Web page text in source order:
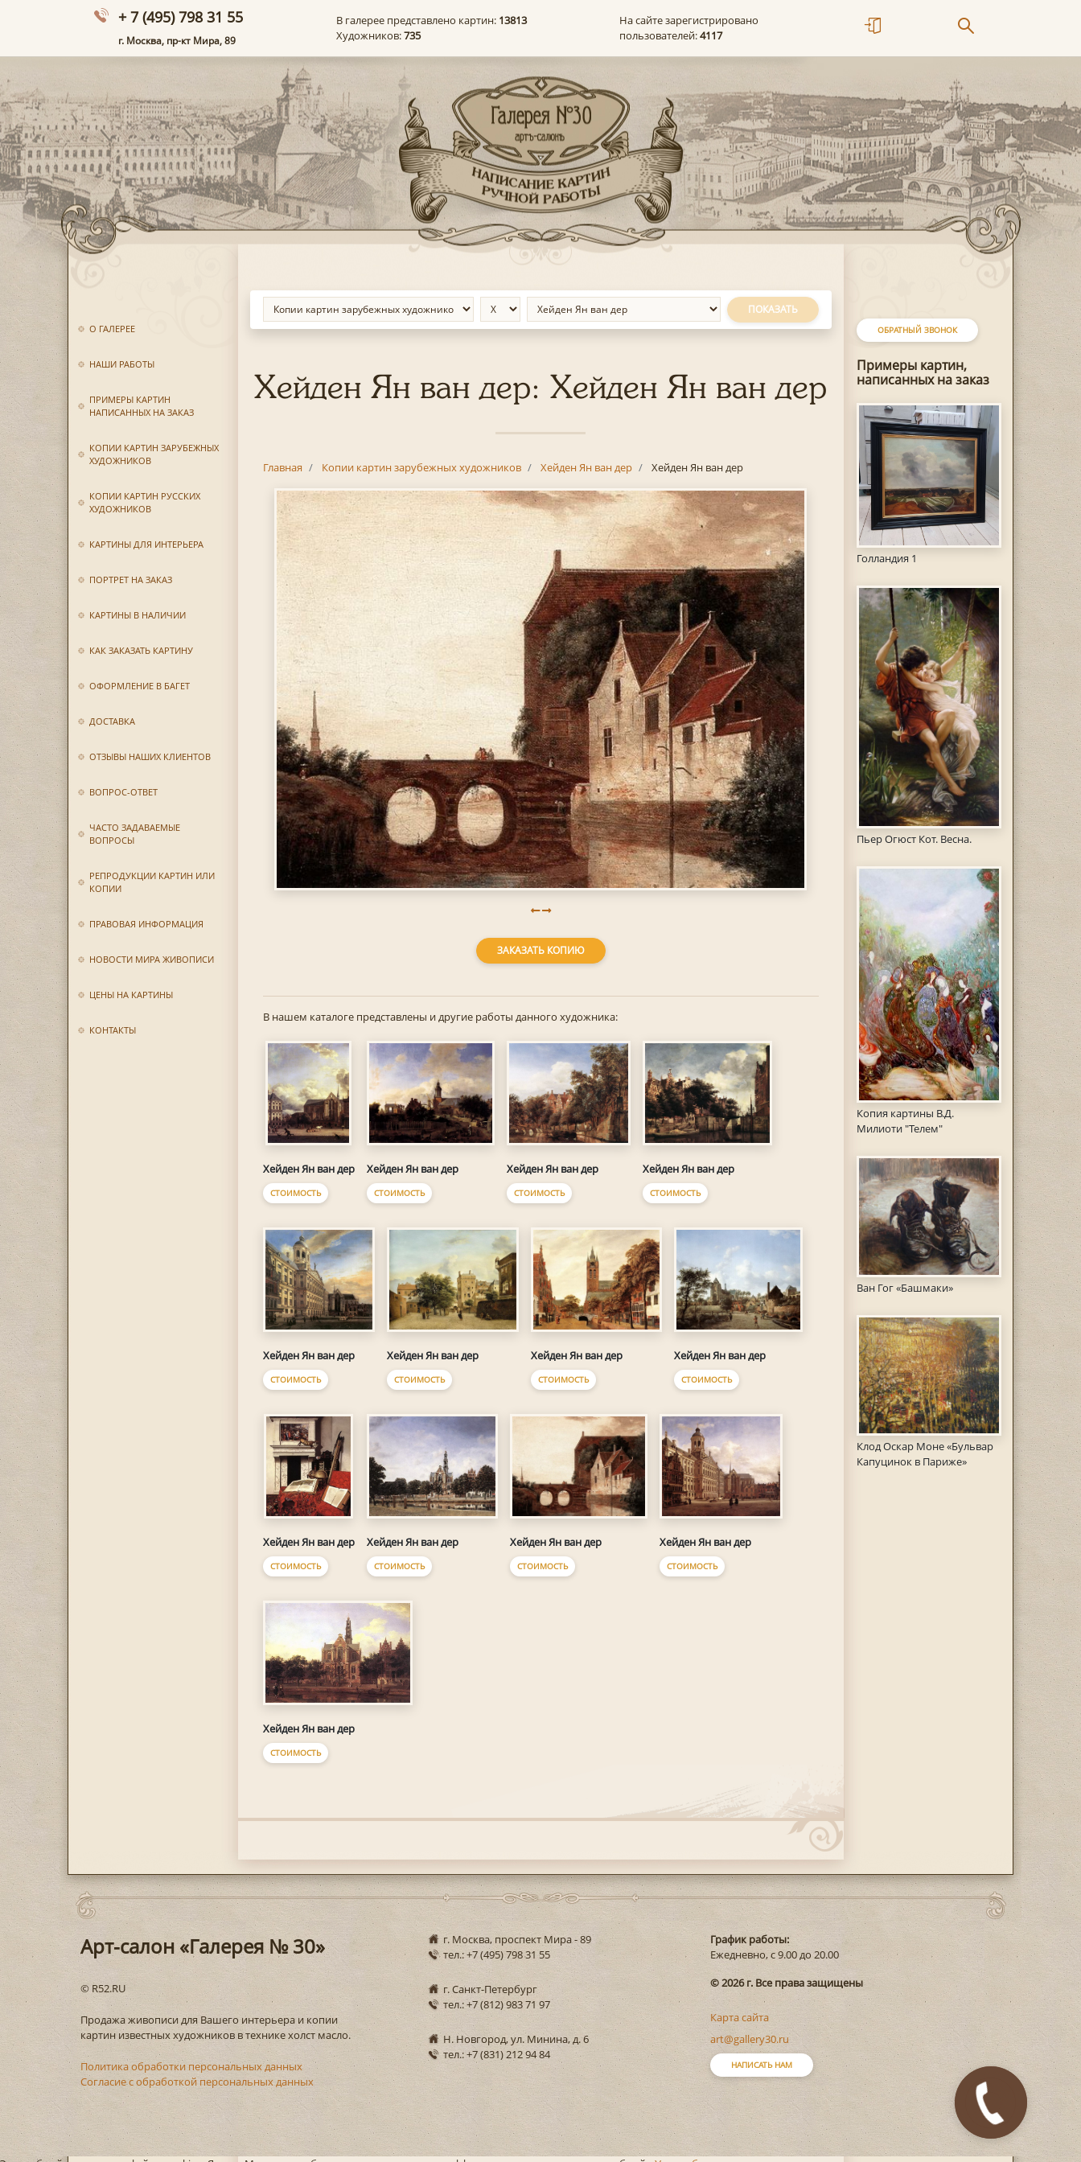
+ 7 (495) 798 31 55
г. Москва, пр-кт Мира, 89
В галерее представлено картин: 13813
Художников:735
На сайте зарегистрировано
пользователей:4117
О ГАЛЕРЕЕ
НАШИ РАБОТЫ
ПРИМЕРЫ КАРТИН
НАПИСАННЫХ НА ЗАКАЗ
КОПИИ КАРТИН ЗАРУБЕЖНЫХ
ХУДОЖНИКОВ
КОПИИ КАРТИН РУССКИХ
ХУДОЖНИКОВ
КАРТИНЫ ДЛЯ ИНТЕРЬЕРА
ПОРТРЕТ НА ЗАКАЗ
КАРТИНЫ В НАЛИЧИИ
КАК ЗАКАЗАТЬ КАРТИНУ
ОФОРМЛЕНИЕ В БАГЕТ
ДОСТАВКА
ОТЗЫВЫ НАШИХ КЛИЕНТОВ
ВОПРОС-ОТВЕТ
ЧАСТО ЗАДАВАЕМЫЕ
ВОПРОСЫ
РЕПРОДУКЦИИ КАРТИН ИЛИ
КОПИИ
ПРАВОВАЯ ИНФОРМАЦИЯ
НОВОСТИ МИРА ЖИВОПИСИ
ЦЕНЫ НА КАРТИНЫ
КОНТАКТЫ
ОБРАТНЫЙ ЗВОНОК
Примеры картин,
написанных на заказ
Голландия 1
Пьер Огюст Кот. Весна.
Копия картины В.Д.
Милиоти "Телем"
Ван Гог «Башмаки»
Клод Оскар Моне «Бульвар
Капуцинок в Париже»
ПОКАЗАТЬ
Хейден Ян ван дер: Хейден Ян ван дер
Главная Копии картин зарубежных художников Хейден Ян ван дер Хейден Ян ван дер
ЗАКАЗАТЬ КОПИЮ
В нашем каталоге представлены и другие работы данного художника:
Хейден Ян ван дер
СТОИМОСТЬ
Хейден Ян ван дер
СТОИМОСТЬ
Хейден Ян ван дер
СТОИМОСТЬ
Хейден Ян ван дер
СТОИМОСТЬ
Хейден Ян ван дер
СТОИМОСТЬ
Хейден Ян ван дер
СТОИМОСТЬ
Хейден Ян ван дер
СТОИМОСТЬ
Хейден Ян ван дер
СТОИМОСТЬ
Хейден Ян ван дер
СТОИМОСТЬ
Хейден Ян ван дер
СТОИМОСТЬ
Хейден Ян ван дер
СТОИМОСТЬ
Хейден Ян ван дер
СТОИМОСТЬ
Хейден Ян ван дер
СТОИМОСТЬ
Арт-салон «Галерея № 30»
© R52.RU
Продажа живописи для Вашего интерьера и копии
картин известных художников в технике холст масло.
Политика обработки персональных данных
Согласие с обработкой персональных данных
г. Москва, проспект Мира - 89
тел.: +7 (495) 798 31 55
г. Санкт-Петербург
тел.: +7 (812) 983 71 97
Н. Новгород, ул. Минина, д. 6
тел.: +7 (831) 212 94 84
График работы:
Ежедневно, с 9.00 до 20.00
© 2026 г. Все права защищены
Карта сайта
art@gallery30.ru
НАПИСАТЬ НАМ
Закажите
звонок